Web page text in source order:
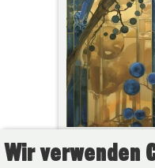
Wir verwenden
BLUE